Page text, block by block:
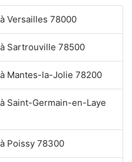
Versailles 78000
Sartrouville 78500
Mantes-la-Jolie 78200
Saint-Germain-en-Laye
Poissy 78300